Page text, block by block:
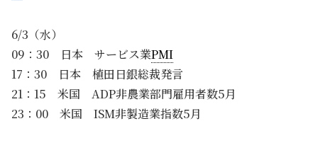
6/3（水）
09：30 日本 サービス業PMI
17：30 日本 植田日銀総裁発言
21：15 米国 ADP非農業部門雇用者数5月
23：00 米国 ISM非製造業指数5月